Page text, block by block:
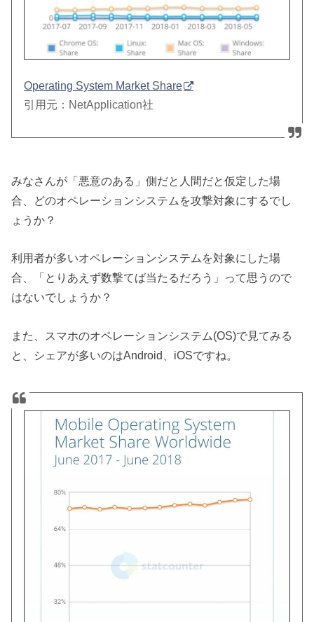
Operating System Market Share
引用元：NetApplication社
みなさんが「悪意のある」側だと人間だと仮定した場
合、どのオペレーションシステムを攻撃対象にするでし
ょうか？
利用者が多いオペレーションシステムを対象にした場
合、「とりあえず数撃てば当たるだろう」って思うので
はないでしょうか？
また、スマホのオペレーションシステム(OS)で見てみる
と、シェアが多いのはAndroid、iOSですね。